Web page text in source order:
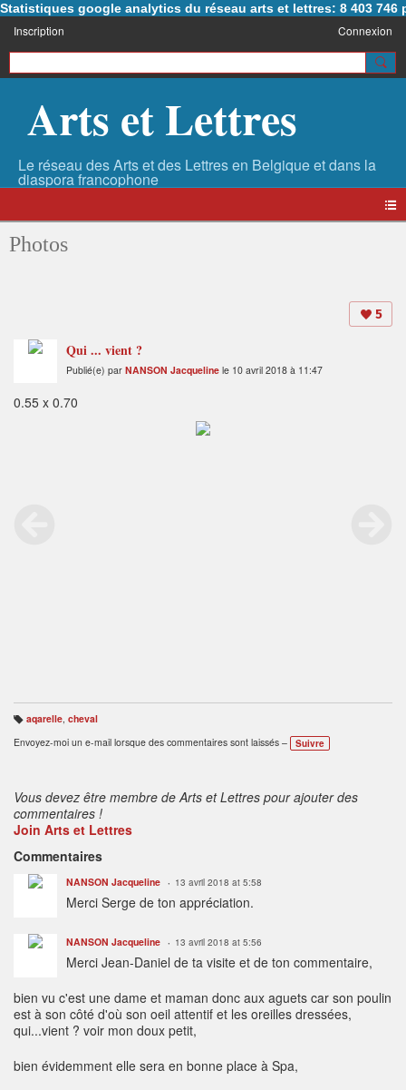
Statistiques google analytics du réseau arts et lettres: 8 403 746
Inscription Connexion
Arts et Lettres
Photos
5
Qui ... vient ?
Publié(e) par NANSON Jacqueline le 10 avril 2018 à 11:47
0.55 x 0.70
B
ali
s
aqarelle, cheval
Envoyez-moi un e-mail lorsque des commentaires sont laissés –
Suivre
Vous devez être membre de Arts et Lettres pour ajouter des
commentaires !
Join Arts et Lettres
Commentaires
NANSON Jacqueline 13 avril 2018 at 5:58
Merci Serge de ton appréciation.
NANSON Jacqueline 13 avril 2018 at 5:56
Merci Jean-Daniel de ta visite et de ton commentaire,
bien vu c'est une dame et maman donc aux aguets car son poulin
est à son côté d'où son oeil attentif et les oreilles dressées,
qui...vient ? voir mon doux petit,
bien évidemment elle sera en bonne place à Spa,